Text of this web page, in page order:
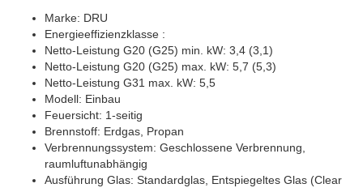
Marke: DRU
Energieeffizienzklasse :
Netto-Leistung G20 (G25) min. kW: 3,4 (3,1)
Netto-Leistung G20 (G25) max. kW: 5,7 (5,3)
Netto-Leistung G31 max. kW: 5,5
Modell: Einbau
Feuersicht: 1-seitig
Brennstoff: Erdgas, Propan
Verbrennungssystem: Geschlossene Verbrennung,
raumluftunabhängig
Ausführung Glas: Standardglas, Entspiegeltes Glas (Clear